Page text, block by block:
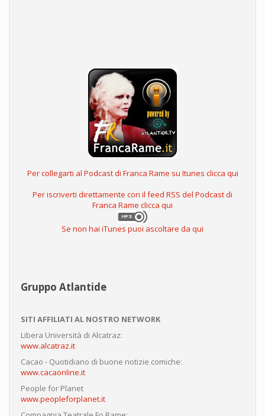
Per collegarti al Podcast di Franca Rame su Itunes clicca qui
Per iscriverti direttamente con il feed RSS del Podcast di
Franca Rame clicca qui
Se non hai iTunes puoi ascoltare da qui
Gruppo Atlantide
SITI AFFILIATI AL NOSTRO NETWORK
Libera Università di Alcatraz:
www.alcatraz.it
Cacao - Quotidiano di buone notizie comiche:
www.cacaonline.it
People for Planet
www.peopleforplanet.it